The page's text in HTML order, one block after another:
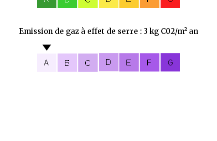
Emission de gaz à effet de serre : 3 kg C02/m² an